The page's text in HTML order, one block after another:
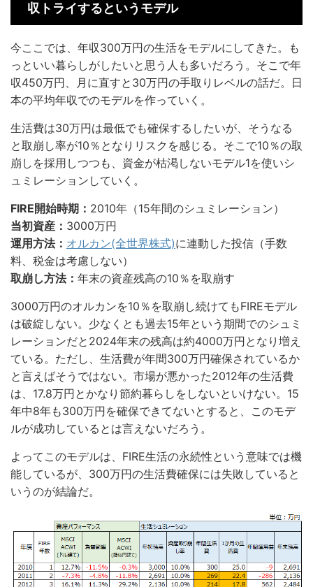
収トライするというモデル
今ここでは、年収300万円の生活をモデルにしてきた。も
っといい暮らしがしたいと思う人も多いだろう。そこで年
収450万円、月に直すと30万円の手取りレベルの話だ。日
本の平均年収でのモデルを作っていく。
生活費は30万円は最低でも確保するしたいが、そうなる
と取崩し率が10％となりリスクを感じる。そこで10％の取
崩しを採用しつつも、資金が枯渇しないモデル1を使いシ
ュミレーションしていく。
FIRE開始時期： 2010年（15年間のシュミレーション）
当初資産： 3000万円
運用方法： オルカン(全世界株式)に連動した投信（手数
料、税金は考慮しない）
取崩し方法： 年末の資産残高の10％を取崩す
3000万円のオルカンを10％を取崩し続けてもFIREモデル
は破綻しない。少なくとも過去15年という期間でのシュミ
レーションだと2024年末の残高は約4000万円となり増え
ている。ただし、生活費が年間300万円確保されているか
と言えばそうではない。市場が悪かった2012年の生活費
は、17.8万円とかなり節約暮らしをしないといけない。15
年中8年も300万円を確保できてないとすると、このモデ
ルが成功しているとは言えないだろう。
よってこのモデルは、FIRE生活の永続性という意味では機
能しているが、300万円の生活費確保には失敗していると
いうのが結論だ。